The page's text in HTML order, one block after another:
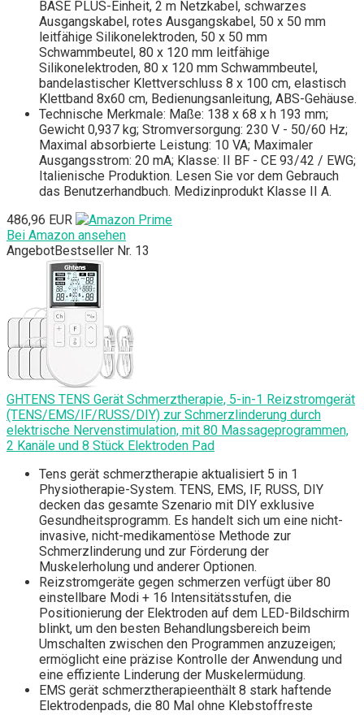
BASE PLUS-Einheit, 2 m Netzkabel, schwarzes
Ausgangskabel, rotes Ausgangskabel, 50 x 50 mm
leitfähige Silikonelektroden, 50 x 50 mm
Schwammbeutel, 80 x 120 mm leitfähige
Silikonelektroden, 80 x 120 mm Schwammbeutel,
bandelastischer Klettverschluss 8 x 100 cm, elastisch
Klettband 8x60 cm, Bedienungsanleitung, ABS-Gehäuse.
Technische Merkmale: Maße: 138 x 68 x h 193 mm;
Gewicht 0,937 kg; Stromversorgung: 230 V - 50/60 Hz;
Maximal absorbierte Leistung: 10 VA; Maximaler
Ausgangsstrom: 20 mA; Klasse: II BF - CE 93/42 / EWG;
Italienische Produktion. Lesen Sie vor dem Gebrauch
das Benutzerhandbuch. Medizinprodukt Klasse II A.
486,96 EUR
Bei Amazon ansehen
AngebotBestseller Nr. 13
GHTENS TENS Gerät Schmerztherapie, 5-in-1 Reizstromgerät
(TENS/EMS/IF/RUSS/DIY) zur Schmerzlinderung durch
elektrische Nervenstimulation, mit 80 Massageprogrammen,
2 Kanäle und 8 Stück Elektroden Pad
Tens gerät schmerztherapie aktualisiert 5 in 1
Physiotherapie-System. TENS, EMS, IF, RUSS, DIY
decken das gesamte Szenario mit DIY exklusive
Gesundheitsprogramm. Es handelt sich um eine nicht-
invasive, nicht-medikamentöse Methode zur
Schmerzlinderung und zur Förderung der
Muskelerholung und anderer Optionen.
Reizstromgeräte gegen schmerzen verfügt über 80
einstellbare Modi + 16 Intensitätsstufen, die
Positionierung der Elektroden auf dem LED-Bildschirm
blinkt, um den besten Behandlungsbereich beim
Umschalten zwischen den Programmen anzuzeigen;
ermöglicht eine präzise Kontrolle der Anwendung und
eine effiziente Linderung der Muskelermüdung.
EMS gerät schmerztherapieenthält 8 stark haftende
Elektrodenpads, die 80 Mal ohne Klebstoffreste